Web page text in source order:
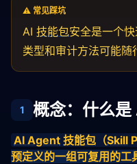
⚠️ 常见踩坑
AI 技能包安全是一个
类型和审计方法可能随
1 概念：什么
AI Agent 技能包 （Skill
预定义的一组可复用的工